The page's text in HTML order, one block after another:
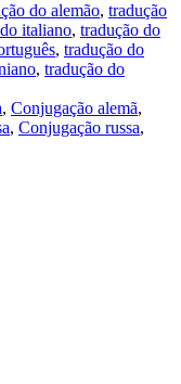
do alemão, tradução
italiano, tradução do
, tradução do
, tradução do
, Conjugação alemã,
, Conjugação russa,